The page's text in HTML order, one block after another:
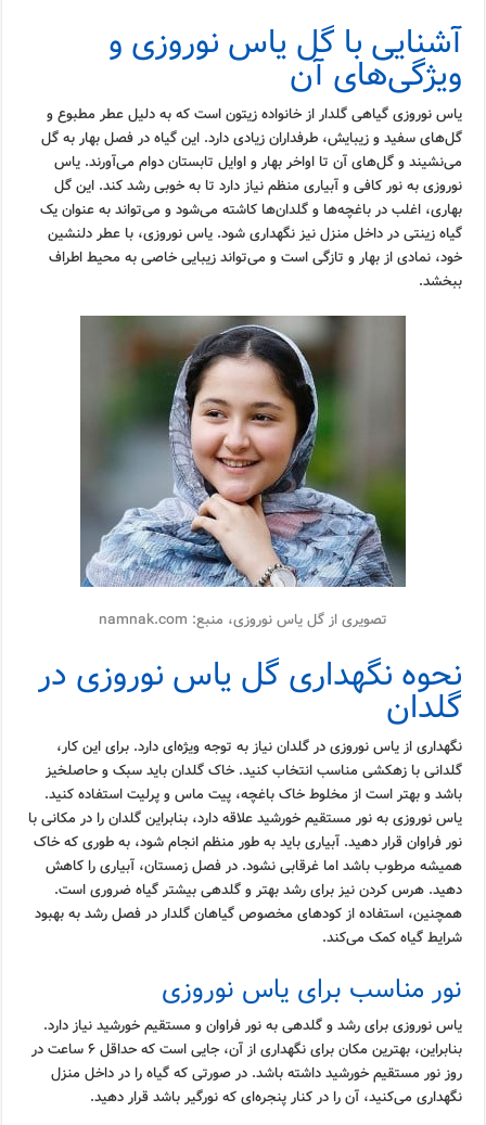
آشنایی با گل یاس نوروزی و
ویژگی‌های آن
یاس نوروزی گیاهی گلدار از خانواده زیتون است که به دلیل عطر مطبوع و
گل‌های سفید و زیبایش، طرفداران زیادی دارد. این گیاه در فصل بهار به گل
می‌نشیند و گل‌های آن تا اواخر بهار و اوایل تابستان دوام می‌آورند. یاس
نوروزی به نور کافی و آبیاری منظم نیاز دارد تا به خوبی رشد کند. این گل
بهاری، اغلب در باغچه‌ها و گلدان‌ها کاشته می‌شود و می‌تواند به عنوان یک
گیاه زینتی در داخل منزل نیز نگهداری شود. یاس نوروزی، با عطر دلنشین
خود، نمادی از بهار و تازگی است و می‌تواند زیبایی خاصی به محیط اطراف
ببخشد.
تصویری از گل یاس نوروزی، منبع: namnak.com
نحوه نگهداری گل یاس نوروزی در
گلدان
نگهداری از یاس نوروزی در گلدان نیاز به توجه ویژه‌ای دارد. برای این کار،
گلدانی با زهکشی مناسب انتخاب کنید. خاک گلدان باید سبک و حاصلخیز
باشد و بهتر است از مخلوط خاک باغچه، پیت ماس و پرلیت استفاده کنید.
یاس نوروزی به نور مستقیم خورشید علاقه دارد، بنابراین گلدان را در مکانی با
نور فراوان قرار دهید. آبیاری باید به طور منظم انجام شود، به طوری که خاک
همیشه مرطوب باشد اما غرقابی نشود. در فصل زمستان، آبیاری را کاهش
دهید. هرس کردن نیز برای رشد بهتر و گلدهی بیشتر گیاه ضروری است.
همچنین، استفاده از کودهای مخصوص گیاهان گلدار در فصل رشد به بهبود
شرایط گیاه کمک می‌کند.
نور مناسب برای یاس نوروزی
یاس نوروزی برای رشد و گلدهی به نور فراوان و مستقیم خورشید نیاز دارد.
بنابراین، بهترین مکان برای نگهداری از آن، جایی است که حداقل ۶ ساعت در
روز نور مستقیم خورشید داشته باشد. در صورتی که گیاه را در داخل منزل
نگهداری می‌کنید، آن را در کنار پنجره‌ای که نورگیر باشد قرار دهید.